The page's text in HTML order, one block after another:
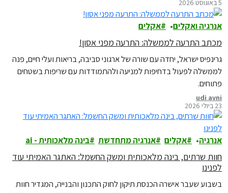
5 באוגוסט 2026
אנרגיה ואקלים אקלים
מכתב התרעה לממשלה: התרעה מפני אסון!
גרינפיס ישראל, יחדה עם שורה של ארגוני סביבה, בריאות ועלי חיים, פנה
לממשלה לפעול בדחיפות למניעה ולהתמודדות עם שריפות בשטחים
פתוחים.
udi avni
23 ביולי 2026
אנרגיה אקלים אנרגיה מתחדשת בינה מלאכותית - ai
חוות שרתים, בינה מלאכותית ומשק החשמל: האתגר האמיתי עוד
לפנינו
בשבוע שעבר אישרה הכנסת תיקון לחוק התכנון והבנייה, המגדיר חוות